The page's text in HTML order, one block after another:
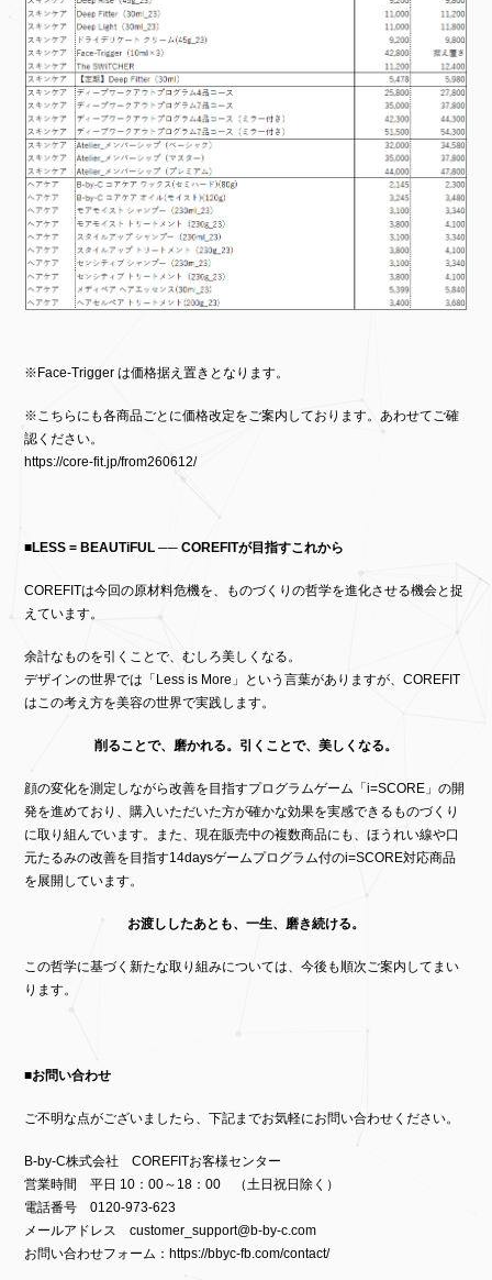
※Face-Trigger は価格据え置きとなります。
※こちらにも各商品ごとに価格改定をご案内しております。あわせてご確
認ください。
https://core-fit.jp/from260612/
■LESS = BEAUTiFUL ── COREFITが目指すこれから
COREFITは今回の原材料危機を、ものづくりの哲学を進化させる機会と捉
えています。
余計なものを引くことで、むしろ美しくなる。
デザインの世界では「Less is More」という言葉がありますが、COREFIT
はこの考え方を美容の世界で実践します。
削ることで、磨かれる。引くことで、美しくなる。
顔の変化を測定しながら改善を目指すプログラムゲーム「i=SCORE」の開
発を進めており、購入いただいた方が確かな効果を実感できるものづくり
に取り組んでいます。また、現在販売中の複数商品にも、ほうれい線や口
元たるみの改善を目指す14daysゲームプログラム付のi=SCORE対応商品
を展開しています。
お渡ししたあとも、一生、磨き続ける。
この哲学に基づく新たな取り組みについては、今後も順次ご案内してまい
ります。
■お問い合わせ
ご不明な点がございましたら、下記までお気軽にお問い合わせください。
B-by-C株式会社 COREFITお客様センター
営業時間 平日 10：00～18：00 （土日祝日除く）
電話番号 0120-973-623
メールアドレスcustomer_support@b-by-c.com
お問い合わせフォーム： https://bbyc-fb.com/contact/